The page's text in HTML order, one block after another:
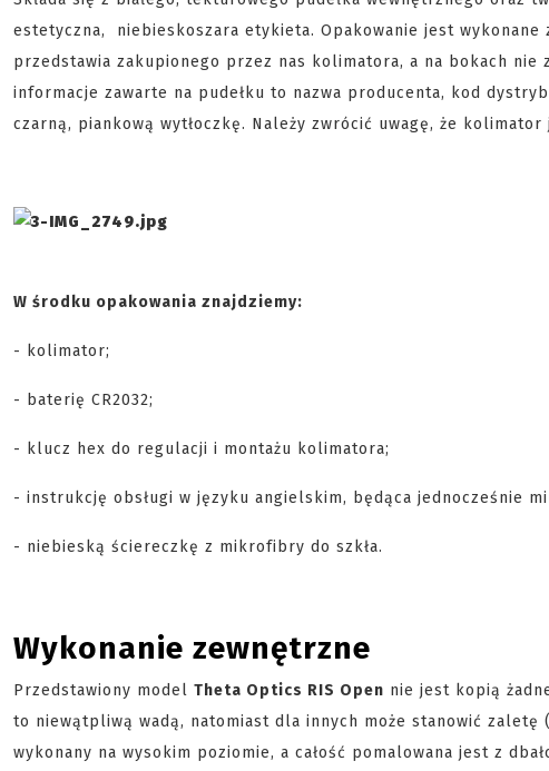
estetyczna, niebieskoszara etykieta. Opakowanie jest
przedstawia zakupionego przez nas kolimatora, a na bokach nie
informacje zawarte na pudełku to nazwa producenta, kod
czarną, piankową wytłoczkę. Należy zwrócić uwagę, że
W środku opakowania znajdziemy:
- kolimator;
- baterię CR2032;
- klucz hex do regulacji i montażu kolimatora;
- instrukcję obsługi w języku angielskim, będąca jednocześnie
- niebieską ściereczkę z mikrofibry do szkła.
Wykonanie zewnętrzne
Przedstawiony model Theta Optics RIS Open nie jest kopią
to niewątpliwą wadą, natomiast dla innych może stanowić
wykonany na wysokim poziomie, a całość pomalowana jest z